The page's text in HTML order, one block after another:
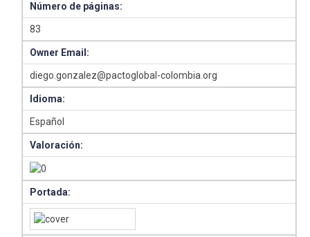
Número de páginas:
83
Owner Email:
diego.gonzalez@pactoglobal-colombia.org
Idioma:
Español
Valoración:
Portada: